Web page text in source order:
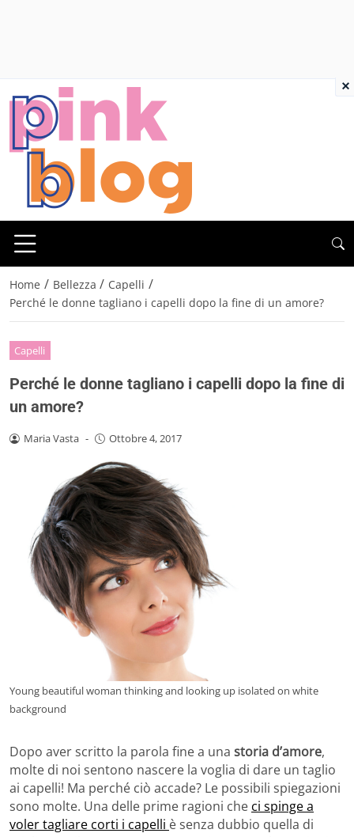
Home / Bellezza / Capelli /
Perché le donne tagliano i capelli dopo la fine di un amore?
Capelli
Perché le donne tagliano i capelli dopo la fine di
un amore?
Maria Vasta - Ottobre 4, 2017
Young beautiful woman thinking and looking up isolated on white
background
Dopo aver scritto la parola fine a una storia d’amore,
molte di noi sentono nascere la voglia di dare un taglio
ai capelli! Ma perché ciò accade? Le possibili spiegazioni
sono molte. Una delle prime ragioni che ci spinge a
voler tagliare corti i capelli è senza dubbio quella di
×